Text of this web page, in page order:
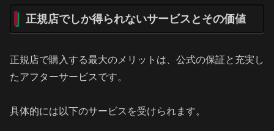
正規店でしか得られないサービスとその価値
正規店で購入する最大のメリットは、公式の保証と充実し
たアフターサービスです。
具体的には以下のサービスを受けられます。